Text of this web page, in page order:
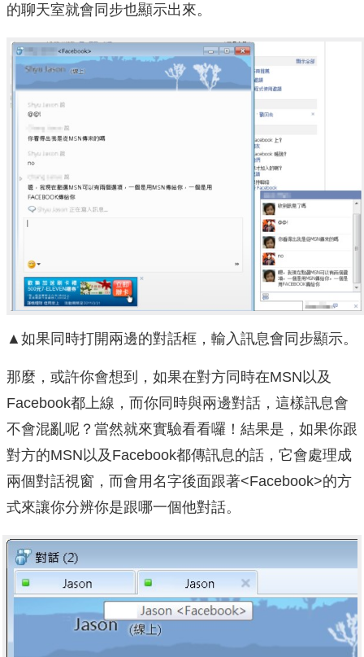
的聊天室就會同步也顯示出來。
▲如果同時打開兩邊的對話框，輸入訊息會同步顯示。
那麼，或許你會想到，如果在對方同時在MSN以及
Facebook都上線，而你同時與兩邊對話，這樣訊息會
不會混亂呢？當然就來實驗看看囉！結果是，如果你跟
對方的MSN以及Facebook都傳訊息的話，它會處理成
兩個對話視窗，而會用名字後面跟著<Facebook>的方
式來讓你分辨你是跟哪一個他對話。